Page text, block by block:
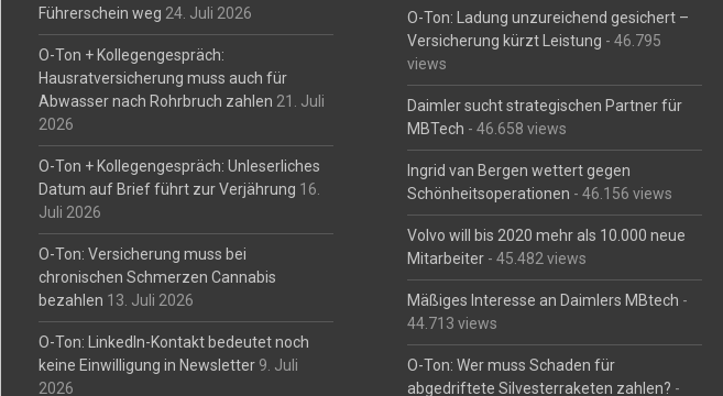
Führerschein weg 24. Juli 2026
O-Ton + Kollegengespräch:
Hausratversicherung muss auch für
Abwasser nach Rohrbruch zahlen 21. Juli
2026
O-Ton + Kollegengespräch: Unleserliches
Datum auf Brief führt zur Verjährung 16.
Juli 2026
O-Ton: Versicherung muss bei
chronischen Schmerzen Cannabis
bezahlen 13. Juli 2026
O-Ton: LinkedIn-Kontakt bedeutet noch
keine Einwilligung in Newsletter 9. Juli
2026
O-Ton: Ladung unzureichend gesichert –
Versicherung kürzt Leistung - 46.795
views
Daimler sucht strategischen Partner für
MBTech - 46.658 views
Ingrid van Bergen wettert gegen
Schönheitsoperationen - 46.156 views
Volvo will bis 2020 mehr als 10.000 neue
Mitarbeiter - 45.482 views
Mäßiges Interesse an Daimlers MBtech -
44.713 views
O-Ton: Wer muss Schaden für
abgedriftete Silvesterraketen zahlen? -